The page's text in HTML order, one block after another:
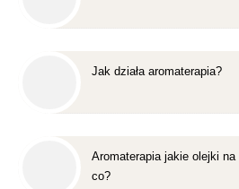
Jak działa aromaterapia?
Aromaterapia jakie olejki na
co?